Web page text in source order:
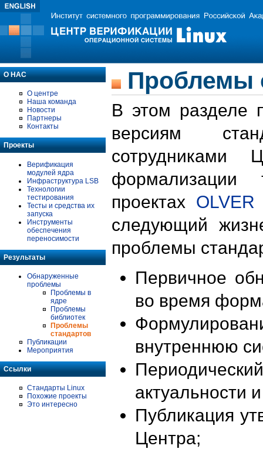
О НАС
О центре
Наша команда
Новости
Партнеры
Контакты
Проекты
Верификация
модулей ядра
Инфраструктура LSB
Технологии
тестирования
Тесты и средства их
запуска
Инструменты
обеспечения
переносимости
Результаты
Обнаруженные
проблемы
Проблемы в
ядре
Проблемы
библиотек
Проблемы
стандартов
Публикации
Мероприятия
Ссылки
Стандарты Linux
Похожие проекты
Это интересно
Проблемы
В этом разделе
версиям
формализации
проектах OLVER
следующий
проблемы
Первичное
во время
внутреннюю
актуальности
Публикация
Центра;